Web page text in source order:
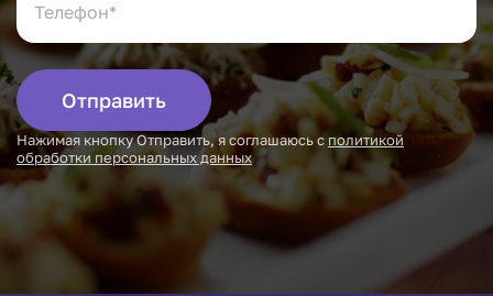
Отправить
Нажимая кнопку Отправить, я соглашаюсь сполитикой
обработки персональных данных